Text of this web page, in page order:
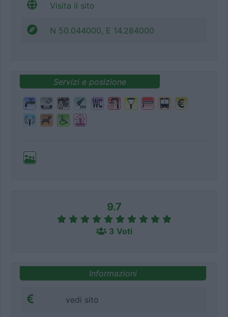
Visita il sito
N 50.044000, E 14.284000
Servizi e posizione
9.7
3 Voti
Informazioni
vedi sito